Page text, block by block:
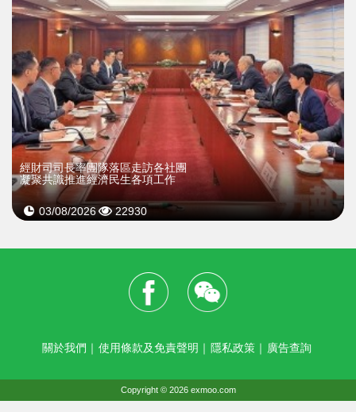
經財司司長率團隊落區走訪各社團
凝聚共識推進經濟民生各項工作
03/08/2026 22930
關於我們 ｜ 使用條款及免責聲明 ｜ 隱私政策 ｜ 廣告查詢
Copyright © 2026 exmoo.com